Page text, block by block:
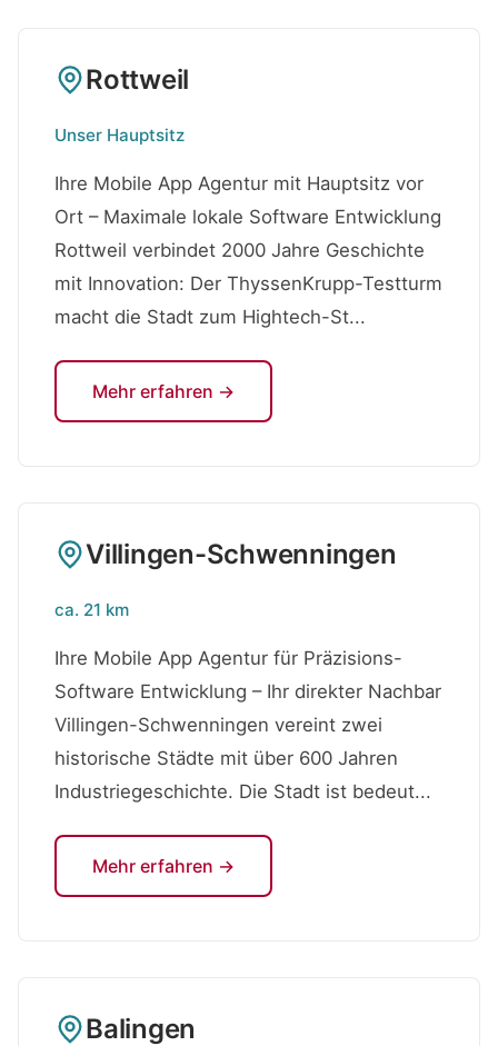
Rottweil
Unser Hauptsitz
Ihre Mobile App Agentur mit Hauptsitz vor
Ort – Maximale lokale Software Entwicklung
Rottweil verbindet 2000 Jahre Geschichte
mit Innovation: Der ThyssenKrupp-Testturm
macht die Stadt zum Hightech-St...
Mehr erfahren →
Villingen-Schwenningen
ca. 21 km
Ihre Mobile App Agentur für Präzisions-
Software Entwicklung – Ihr direkter Nachbar
Villingen-Schwenningen vereint zwei
historische Städte mit über 600 Jahren
Industriegeschichte. Die Stadt ist bedeut...
Mehr erfahren →
Balingen